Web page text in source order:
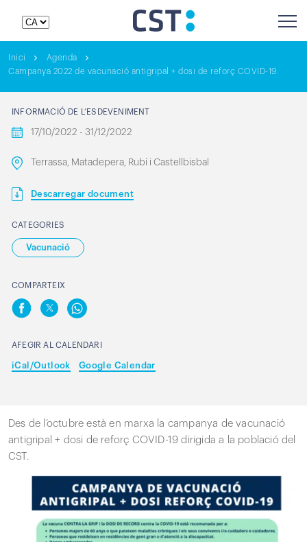
Inici
Agenda
Campanya 2022 de vacunació antigripal + dosi de reforç COVID-19.
INFORMACIÓ DE L’ESDEVENIMENT
17/10/2022 - 31/12/2022
Terrassa, Matadepera, Rubí i Castellbisbal
Descarregar document
CATEGORIES
Vacunació
COMPARTEIX
AFEGIR AL CALENDARI
iCal/Outlook Google Calendar
Des de l’octubre està en marxa la campanya de vacunació
antigripal + dosi de reforç COVID-19 dirigida a la població del
CST.